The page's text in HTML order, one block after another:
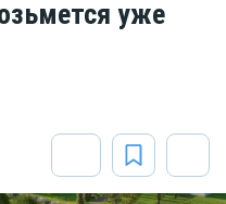
уже